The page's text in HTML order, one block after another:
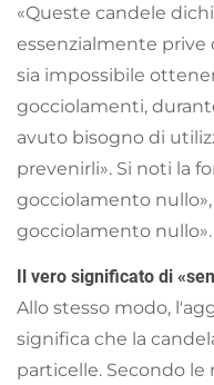
«Queste candele
essenzialmente prive
sia impossibile
gocciolamenti,
avuto bisogno di
prevenirli». Si noti la
gocciolamento
gocciolamento nullo».
Il vero significato di
Allo stesso modo,
significa che la
particelle. Secondo le